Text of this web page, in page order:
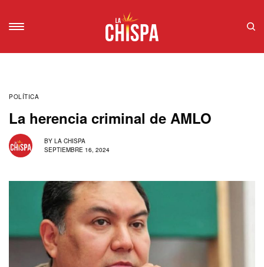
POLÍTICA
La herencia criminal de AMLO
BY LA CHISPA
SEPTIEMBRE 16, 2024